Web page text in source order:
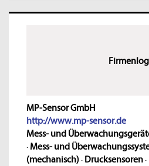
MP-Sensor GmbH
http://www.mp-sensor.de
Mess- und
· Mess- und
(mechanisch)· Drucksensoren·